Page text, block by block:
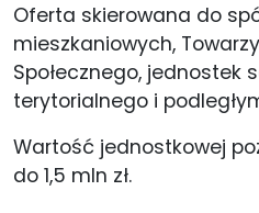
Oferta skierowana do
mieszkaniowych,
Społecznego, jednostek
terytorialnego i
Wartość jednostkowej
do 1,5 mln zł.